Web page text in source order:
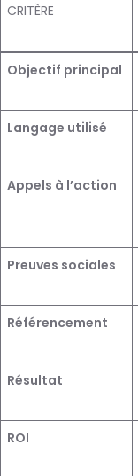
CRITÈRE
Objectif principal
Langage utilisé
Appels à l’action
Preuves sociales
Référencement
Résultat
ROI